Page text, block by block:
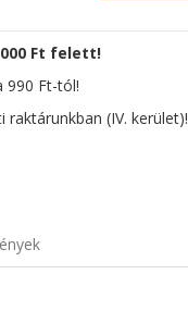
Ft felett!
990 Ft-tól!
(IV. kerület)!